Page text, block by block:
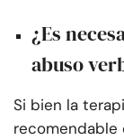
¿Es
abuso
Si bien la
recomendable